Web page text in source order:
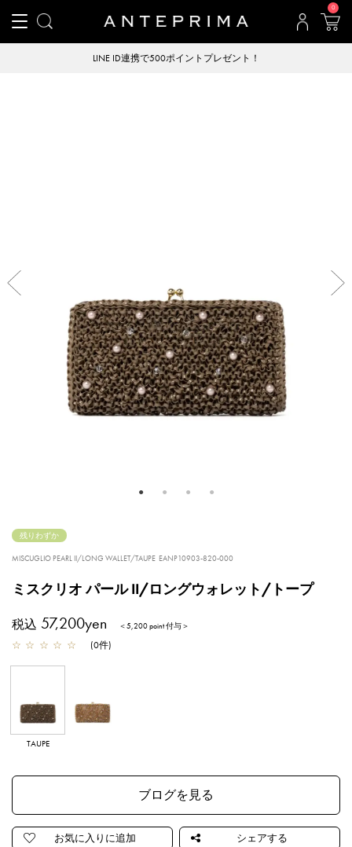
0
LINE ID連携で500ポイントプレゼント！
残りわずか
MISCUGLIO PEARL II/LONG WALLET/TAUPE EANP10903-820-000
ミスクリオ パール II/ロングウォレット/トープ
税込 57,200yen ＜5,200 point 付与＞
☆ ☆ ☆ ☆ ☆ (0件)
TAUPE
ブログを見る